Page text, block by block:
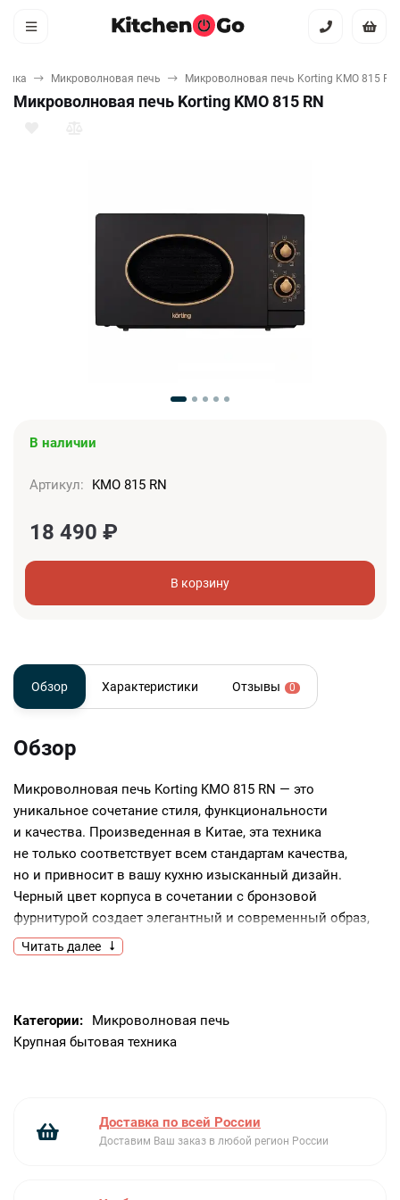
Микроволновая печь Микроволновая печь Korting KMO 815 RN
Микроволновая печь Korting KMO 815 RN
В наличии
Артикул: KMO 815 RN
18 490 ₽
В корзину
Обзор Характеристики Отзывы 0
Обзор
Микроволновая печь Korting KMO 815 RN — это
уникальное сочетание стиля, функциональности
и качества. Произведенная в Китае, эта техника
не только соответствует всем стандартам качества,
но и привносит в вашу кухню изысканный дизайн.
Черный цвет корпуса в сочетании с бронзовой
фурнитурой создает элегантный и современный образ,
который украсит любое пространство.Освещение камеры
обеспечивает отличную видимость при приготовлении
упрощает доступ к содержимому прибора. Механическое
управление с поворотным регулятором делает настройку
приготовления блюд максимально удобным
нагрева обеспечивают гибкий выбор оптимального
Читать далее
Категории:
Микроволновая печь
Крупная бытовая техника
Доставка по всей России
Доставим Ваш заказ в любой регион России